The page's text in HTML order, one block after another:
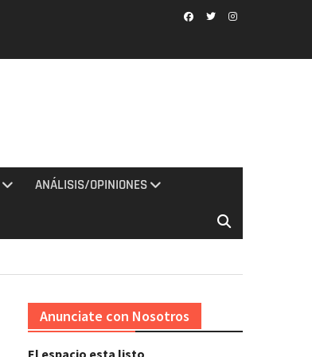
ANÁLISIS/OPINIONES
Anunciate con Nosotros
El espacio esta listo